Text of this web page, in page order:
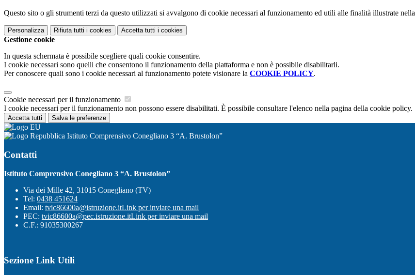
Questo sito o gli strumenti terzi da questo utilizzati si avvalgono di cookie necessari al funzionamento ed utili alle finalità illustrate nella
Personalizza Rifiuta tutti i cookies Accetta tutti i cookies
Gestione cookie
In questa schermata è possibile scegliere quali cookie consentire.
I cookie necessari sono quelli che consentono il funzionamento della piattaforma e non è possibile disabilitarli.
Per conoscere quali sono i cookie necessari al funzionamento potete visionare la COOKIE POLICY.
Cookie necessari per il funzionamento
I cookie necessari per il funzionamento non possono essere disabilitati. È possibile consultare l'elenco nella pagina della cookie policy.
Accetta tutti Salva le preferenze
Istituto Comprensivo Conegliano 3 “A. Brustolon”
Contatti
Istituto Comprensivo Conegliano 3 “A. Brustolon”
Via dei Mille 42, 31015 Conegliano (TV)
Tel: 0438 451624
Email: tvic86600a@istruzione.itLink per inviare una mail
PEC: tvic86600a@pec.istruzione.itLink per inviare una mail
C.F.: 91035300267
Sezione Link Utili